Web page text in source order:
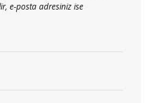
e-posta adresiniz ise